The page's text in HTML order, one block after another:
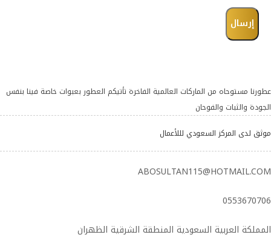
عطورنا مستوحاه من الماركات العالمية الفاخرة تأتيكم العطور بعبوات خاصة فينا بنفس
الجودة والثبات والفوحان
موثق لدى المركز السعودي لللأعمال
ABOSULTAN115@HOTMAIL.COM
0553670706
المملكة العربية السعودية المنطقة الشرقية الظهران